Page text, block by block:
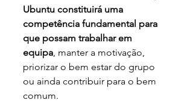
Ubuntu constituirá uma
competência fundamental para
que possam trabalhar em
equipa, manter a motivação,
priorizar o bem estar do grupo
ou ainda contribuir para o bem
comum.